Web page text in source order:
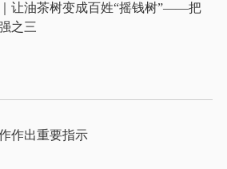
让油茶树变成百姓“摇钱树”——把
习近平对防汛救灾工作作出重要指示